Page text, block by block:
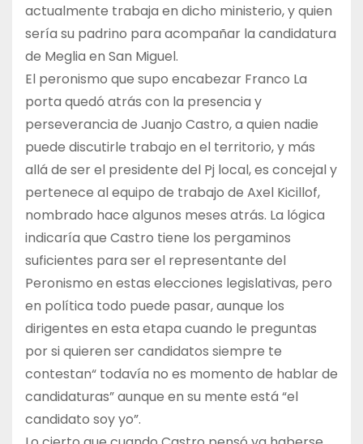
actualmente trabaja en dicho ministerio, y quien
sería su padrino para acompañar la candidatura
de Meglia en San Miguel.
El peronismo que supo encabezar Franco La
porta quedó atrás con la presencia y
perseverancia de Juanjo Castro, a quien nadie
puede discutirle trabajo en el territorio, y más
allá de ser el presidente del Pj local, es concejal y
pertenece al equipo de trabajo de Axel Kicillof,
nombrado hace algunos meses atrás. La lógica
indicaría que Castro tiene los pergaminos
suficientes para ser el representante del
Peronismo en estas elecciones legislativas, pero
en política todo puede pasar, aunque los
dirigentes en esta etapa cuando le preguntas
por si quieren ser candidatos siempre te
contestan“ todavía no es momento de hablar de
candidaturas” aunque en su mente está “el
candidato soy yo”.